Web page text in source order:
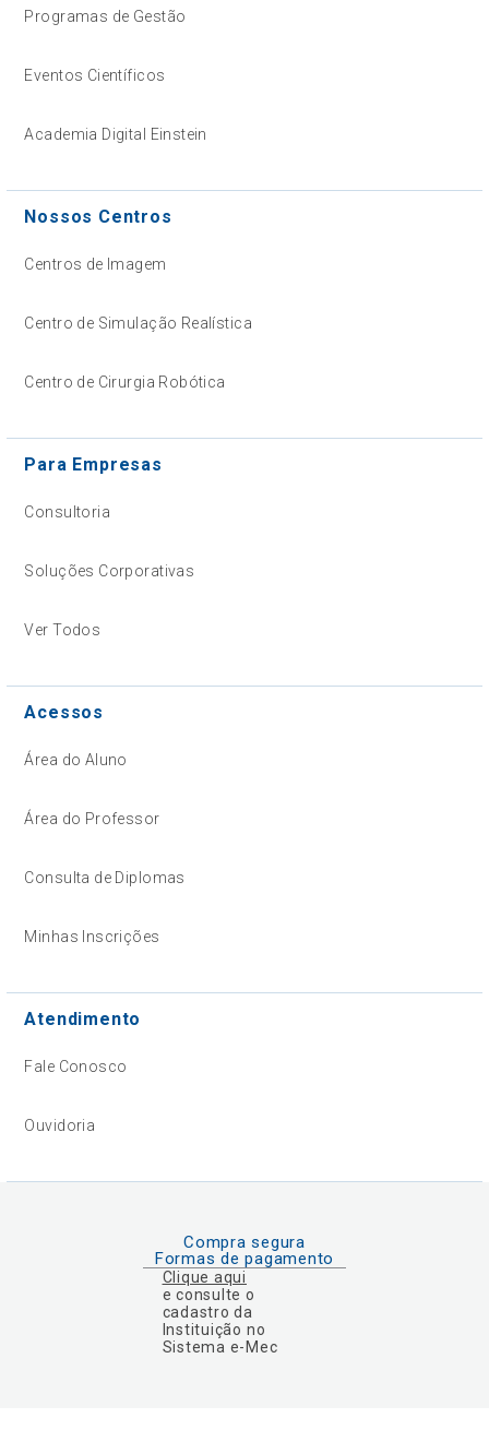
Programas de Gestão
Eventos Científicos
Academia Digital Einstein
Nossos Centros
Centros de Imagem
Centro de Simulação Realística
Centro de Cirurgia Robótica
Para Empresas
Consultoria
Soluções Corporativas
Ver Todos
Acessos
Área do Aluno
Área do Professor
Consulta de Diplomas
Minhas Inscrições
Atendimento
Fale Conosco
Ouvidoria
Compra segura
Formas de pagamento
Clique aqui
e consulte o
cadastro da
Instituição no
Sistema e-Mec